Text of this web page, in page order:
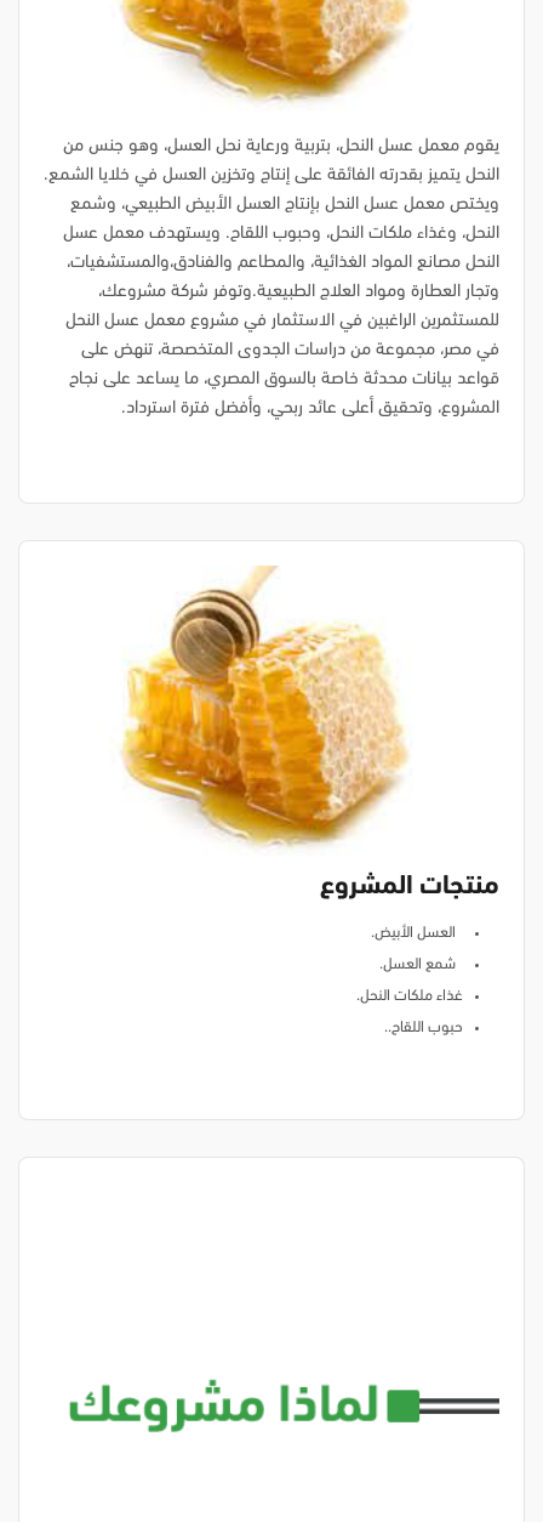
يقوم معمل عسل النحل، بتربية ورعاية نحل العسل، وهو جنس من
النحل يتميز بقدرته الفائقة على إنتاج وتخزين العسل في خلايا الشمع.
ويختص معمل عسل النحل بإنتاج العسل الأبيض الطبيعي، وشمع
النحل، وغذاء ملكات النحل، وحبوب اللقاح. ويستهدف معمل عسل
النحل مصانع المواد الغذائية، والمطاعم والفنادق،والمستشفيات،
وتجار العطارة ومواد العلاج الطبيعية.وتوفر شركة مشروعك،
للمستثمرين الراغبين في الاستثمار في مشروع معمل عسل النحل
في مصر، مجموعة من دراسات الجدوى المتخصصة، تنهض على
قواعد بيانات محدثة خاصة بالسوق المصري، ما يساعد على نجاح
المشروع، وتحقيق أعلى عائد ربحي، وأفضل فترة استرداد.
منتجات المشروع
العسل الأبيض.
شمع العسل.
غذاء ملكات النحل.
حبوب اللقاح..